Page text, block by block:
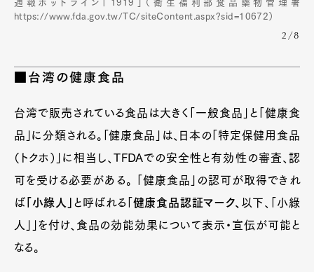
通報ホットライン「1919」（衛生福利部食品藥物管理署
https://www.fda.gov.tw/TC/siteContent.aspx?sid=10672）
2/8
■台湾の健康食品
台湾で販売されている食品は大きく「一般食品」と「健康食
品」に分類される。「健康食品」は、日本の「特定保健用食品
（トクホ）」に相当し、TFDAでの安全性と有効性の審査、認
可を受ける必要がある。 「健康食品」の認可が取得できれ
ば 「小綠人」 と呼ばれる「 健康食品認証マーク、 以下、「小綠
人」」を付け、食品の効能効果について表示・宣伝が可能と
なる。